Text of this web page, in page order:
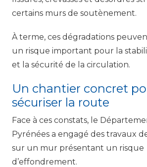
certains murs de soutènement.
À terme, ces dégradations
un risque important pour la
et la sécurité de la circulation.
Un chantier concret
sécuriser la route
Face à ces constats, le
Pyrénées a engagé des travaux
sur un mur présentant un risque
d’effondrement.